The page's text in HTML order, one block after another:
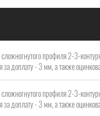
профиля 2-3-
доплату - 3 мм, а также
профиля 2-3-
доплату - 3 мм, а также